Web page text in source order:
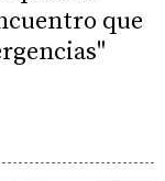
que